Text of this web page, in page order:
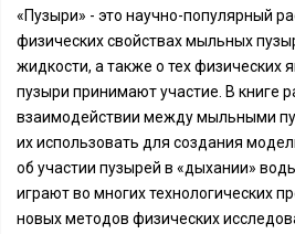
«Пузыри» - это научно-популярный
физических свойствах мыльных
жидкости, а также о тех физических
пузыри принимают участие. В книге
взаимодействии между мыльными
их использовать для создания
об участии пузырей в «дыхании»
играют во многих технологических
новых методов физических